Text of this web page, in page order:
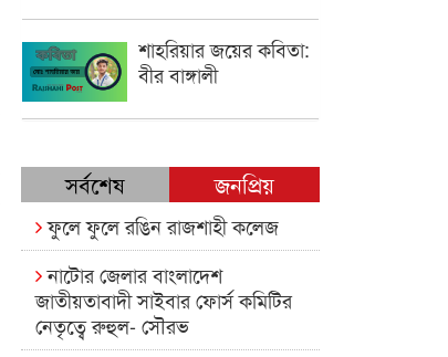
শাহরিয়ার জয়ের কবিতা:
বীর বাঙ্গালী
সর্বশেষ জনপ্রিয়
ফুলে ফুলে রঙিন রাজশাহী কলেজ
নাটোর জেলার বাংলাদেশ
জাতীয়তাবাদী সাইবার ফোর্স কমিটির
নেতৃত্বে রুহুল- সৌরভ